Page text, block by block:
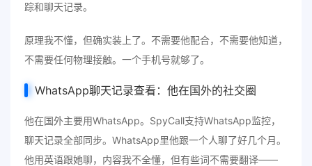
踪和聊天记录。
原理我不懂，但确实装上了。不需要他配合，不需要他知道，
不需要任何物理接触。一个手机号就够了。
WhatsApp聊天记录查看：他在国外的社交圈
他在国外主要用WhatsApp。SpyCall支持WhatsApp监控，
聊天记录全部同步。WhatsApp里他跟一个人聊了好几个月。
他用英语跟她聊，内容我不全懂，但有些词不需要翻译——